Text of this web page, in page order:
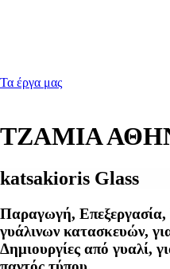
Τα έργα μας
ΤΖΑΜΙΑ
katsakioris Glass
Παραγωγή,
γυάλινων κατασκευών,
Δημιουργίες από γυαλί,